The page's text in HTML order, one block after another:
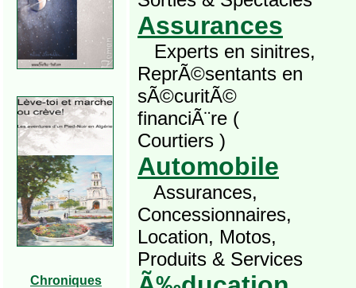
Chroniques
Assurances
Experts en sinitres,
ReprÃ©sentants en
sÃ©curitÃ©
financiÃ¨re (
Courtiers )
Automobile
Assurances,
Concessionnaires,
Location, Motos,
Produits & Services